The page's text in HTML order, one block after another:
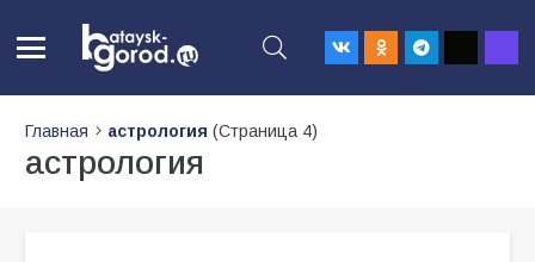
Главная астрология (Страница 4)
астрология